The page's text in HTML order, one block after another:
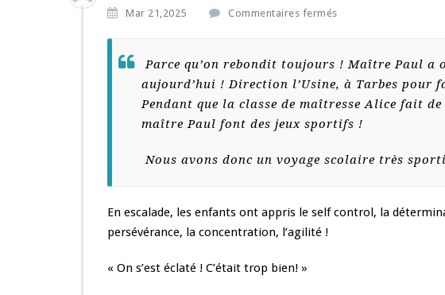
Mar 21,2025 Commentaires fermés
E
c
a
l
d
t
Parce qu’on rebondit toujours ! Maître Paul a
aujourd’hui ! Direction l’Usine, à Tarbes pour
Pendant que la classe de maîtresse Alice fait de
maître Paul font des jeux sportifs !
Nous avons donc un voyage scolaire très
En escalade, les enfants ont appris le self control, la
persévérance, la concentration, l’agilité !
« On s’est éclaté ! C’était trop bien! »